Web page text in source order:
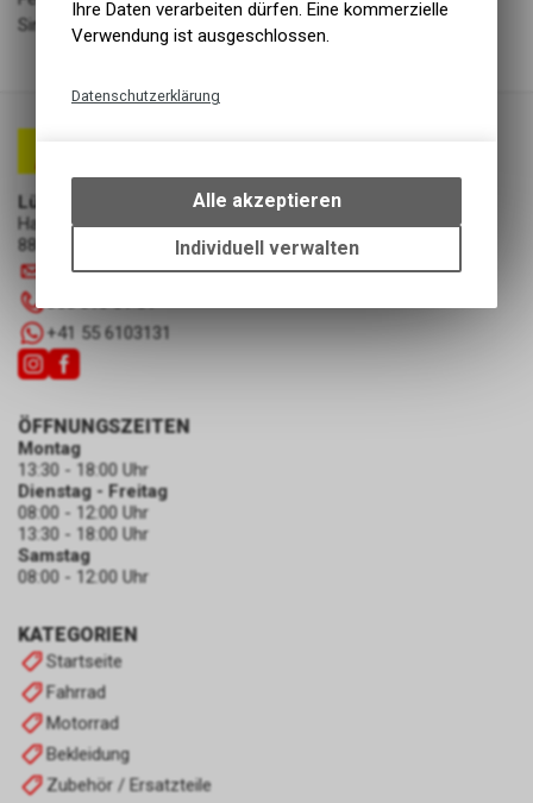
Singletrails.
Lüscher Motor- & Bike World
Hauptstrasse 29a
8867 Niederurnen
info@luscherag.ch
+41 55 6103131
KATEGORIEN
Startseite
Fahrrad
Motorrad
Bekleidung
Zubehör / Ersatzteile
ÖFFNUNGSZEITEN
Montag
13:30 - 18:00 Uhr
Dienstag - Freitag
08:00 - 12:00 Uhr
13:30 - 18:00 Uhr
Samstag
08:00 - 12:00 Uhr
Ihre Daten verarbeiten dürfen. Eine kommerzielle
Verwendung ist ausgeschlossen.
Datenschutzerklärung
bestimmte Interaktionen und
Einstellungen auf Ihrem Gerät,
um die grundlegenden
Funktionen unseres Online-
Alle akzeptieren
Individuell verwalten